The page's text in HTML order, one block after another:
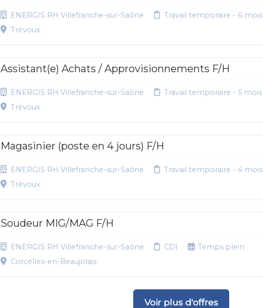
ENERGIS RH Villefranche-sur-Saône Travail temporaire - 6 mois
Trévoux
Assistant(e) Achats / Approvisionnements F/H
ENERGIS RH Villefranche-sur-Saône Travail temporaire - 5 mois
Trévoux
Magasinier (poste en 4 jours) F/H
ENERGIS RH Villefranche-sur-Saône Travail temporaire - 4 mois
Trévoux
Soudeur MIG/MAG F/H
ENERGIS RH Villefranche-sur-Saône CDI
Temps plein
Corcelles-en-Beaujolais
Voir plus d'offres